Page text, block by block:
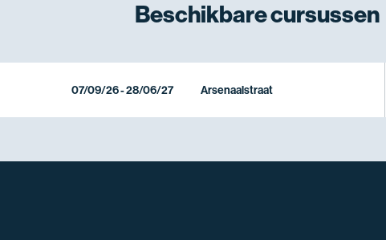
Beschikbarecursussen
07/09/26 - 28/06/27 Arsenaalstraat